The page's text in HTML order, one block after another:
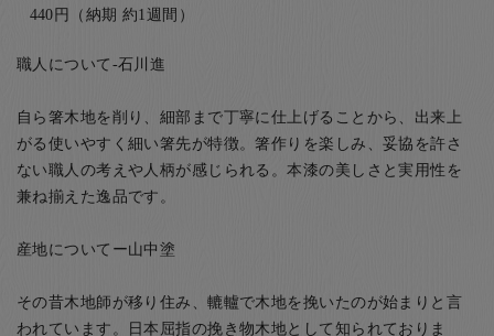
440円（納期 約1週間）
職人について-石川進
自ら箸木地を削り、細部まで丁寧に仕上げることから、出来上
がる使いやすく細い箸先が特徴。箸作りを楽しみ、妥協を許さ
ない職人の考えや人柄が感じられる。本漆の美しさと実用性を
兼ね揃えた逸品です。
産地についてー山中塗
その昔木地師が移り住み、轆轤で木地を挽いたのが始まりと言
われています。日本屈指の挽き物木地として知られておりま